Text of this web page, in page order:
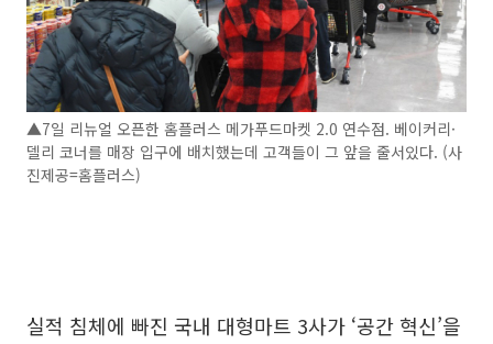
▲7일 리뉴얼 오픈한 홈플러스 메가푸드마켓 2.0 연수점. 베이커리·
델리 코너를 매장 입구에 배치했는데 고객들이 그 앞을 줄서있다. (사
진제공=홈플러스)
실적 침체에 빠진 국내 대형마트 3사가 ‘공간 혁신’을